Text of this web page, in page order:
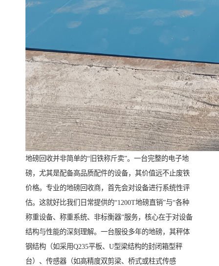
地磅回收并非简单的“旧铁称斤卖”。一台完整的电子地
磅，尤其是配备高品质配件的设备，其价值远不止废铁
价格。专业的地磅回收商，首先会对设备进行系统性评
估。这就好比我们日常提供的“1200T地磅直销”与“各种
称重设备、称重系统、非标衡器”服务，核心在于对设备
结构与性能的深刻理解。一台服役多年的地磅，其秤体
钢结构（如采用Q235平板、U型梁结构的封闭箱型秤
台）、传感器（如高精度双剪梁、桥式或柱式传感